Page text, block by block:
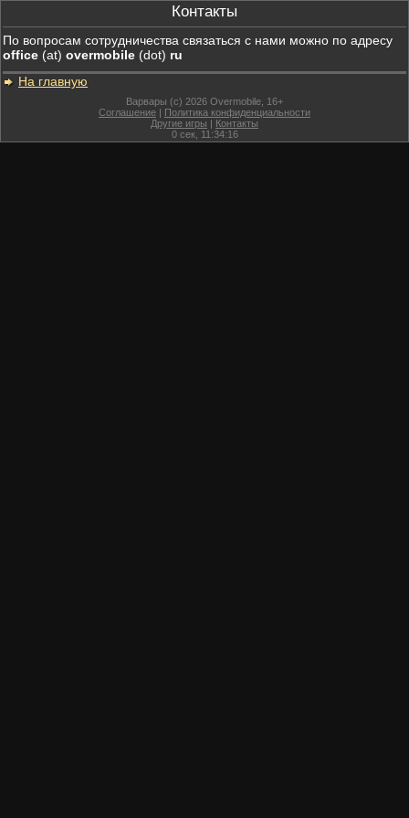
Контакты
По вопросам сотрудничества связаться с нами можно по адресу
office (at) overmobile (dot) ru
На главную
Варвары (c) 2026 Overmobile, 16+
Соглашение | Политика конфиденциальности
Другие игры | Контакты
0сек, 11:34:16